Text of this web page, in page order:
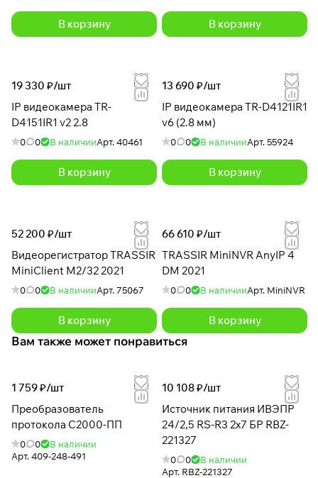
В корзину В корзину
19 330 ₽/шт
IP видеокамера TR-
D4151IR1 v2 2.8
0 0 В наличииАрт.40461
В корзину
13 690 ₽/шт
IP видеокамера TR-D4121IR1
v6 (2.8 мм)
0 0 В наличииАрт.55924
В корзину
52 200 ₽/шт
Видеорегистратор TRASSIR
MiniClient M2/32 2021
0 0 В наличииАрт.75067
В корзину
66 610 ₽/шт
TRASSIR MiniNVR AnyIP 4
DM 2021
0 0 В наличииАрт. MiniNVR
В корзину
Вам также может понравиться
1 759 ₽/шт
Преобразователь
протокола С2000-ПП
0 0
В наличии
Арт.409-248-491
10 108 ₽/шт
Источник питания ИВЭПР
24/2,5 RS-R3 2х7 БР RBZ-
221327
0 0
В наличии
Арт. RBZ-221327